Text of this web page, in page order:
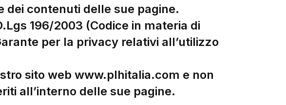
dei contenuti delle sue pagine.
196/2003 (Codice in materia di
per la privacy relativi all’utilizzo
sito web www.plhitalia.com e non
all’interno delle sue pagine.